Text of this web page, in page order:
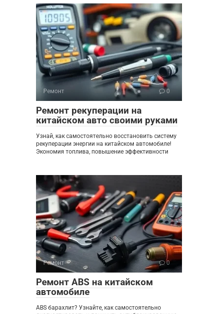
Ремонт 0
Ремонт рекуперации на
китайском авто своими руками
Узнай, как самостоятельно восстановить систему
рекуперации энергии на китайском автомобиле!
Экономия топлива, повышение эффективности
Ремонт 0
Ремонт ABS на китайском
автомобиле
ABS барахлит? Узнайте, как самостоятельно